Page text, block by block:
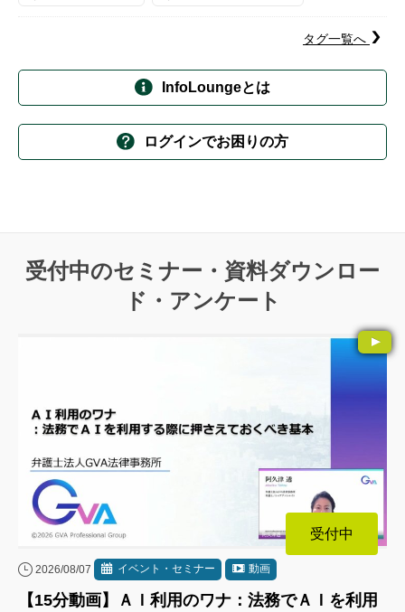
タグ一覧へ
InfoLoungeとは
ログインでお困りの方
受付中のセミナー・資料ダウンロー
ド・アンケート
受付中
2026/08/07 イベント・セミナー 動画
【15分動画】ＡＩ利用のワナ：法務でＡＩを利用